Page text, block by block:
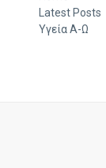
Latest Posts
Υγεία Α-Ω